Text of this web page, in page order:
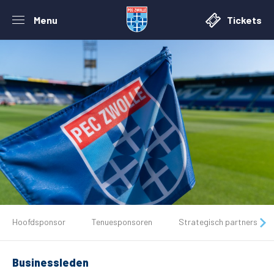
Menu Tickets
De club
Hoofdsponsor Tenuesponsoren Strategisch partners
Businessleden